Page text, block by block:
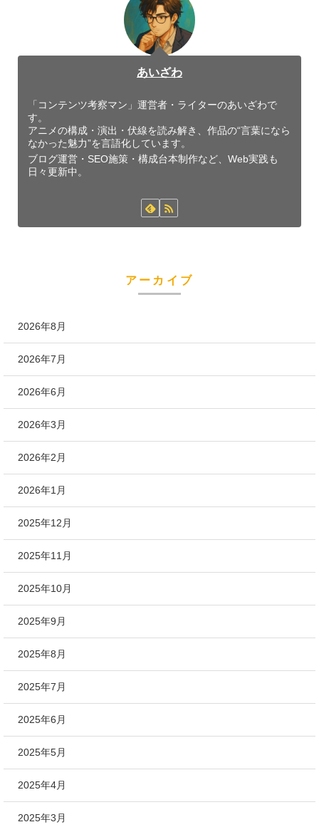
あいざわ
「コンテンツ考察マン」運営者・ライターのあいざわで
す。
アニメの構成・演出・伏線を読み解き、作品の“言葉になら
なかった魅力”を言語化しています。
ブログ運営・SEO施策・構成台本制作など、Web実践も
日々更新中。
アーカイブ
2026年8月
2026年7月
2026年6月
2026年3月
2026年2月
2026年1月
2025年12月
2025年11月
2025年10月
2025年9月
2025年8月
2025年7月
2025年6月
2025年5月
2025年4月
2025年3月